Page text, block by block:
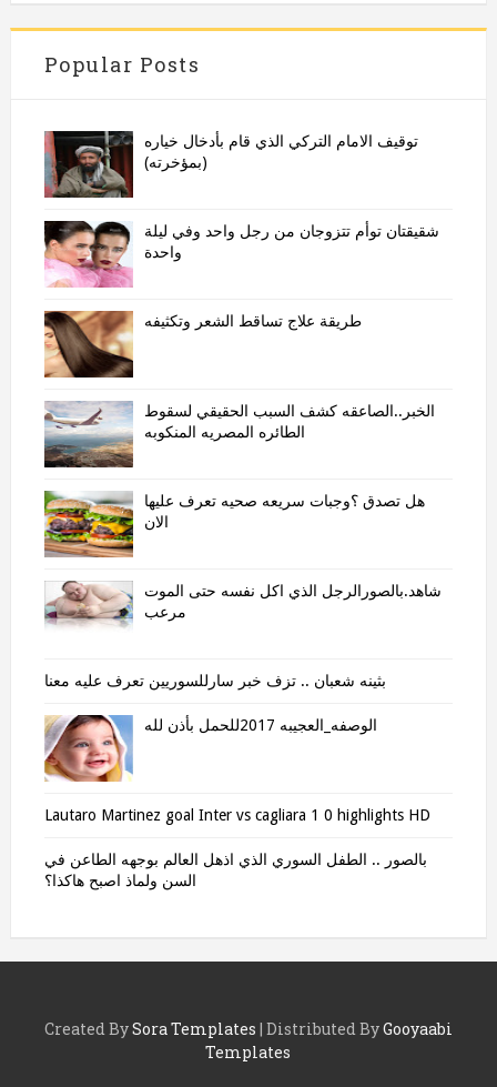
Popular Posts
توقيف الامام التركي الذي قام بأدخال خياره
(بمؤخرته)
شقيقتان توأم تتزوجان من رجل واحد وفي ليلة
واحدة
طريقة علاج تساقط الشعر وتكثيفه
الخبر..الصاعقه كشف السبب الحقيقي لسقوط
الطائره المصريه المنكوبه
هل تصدق ؟وجبات سريعه صحيه تعرف عليها
الان
شاهد.بالصورالرجل الذي اكل نفسه حتى الموت
مرعب
بثينه شعبان .. تزف خبر سارللسوريين تعرف عليه معنا
الوصفه_العجيبه 2017للحمل بأذن لله
Lautaro Martinez goal Inter vs cagliara 1 0 highlights HD
بالصور .. الطفل السوري الذي اذهل العالم بوجهه الطاعن في
السن ولماذ اصبح هاكذا؟
Created BySora Templates | Distributed ByGooyaabi
Templates